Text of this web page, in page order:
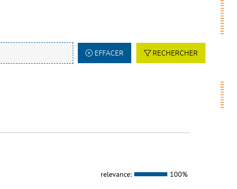
EFFACER RECHERCHER
relevance: 100%